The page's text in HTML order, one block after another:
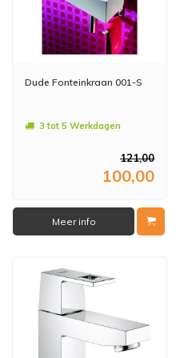
Dude Fonteinkraan 001-S
3 tot 5 Werkdagen
121,00
100,00
Meer info